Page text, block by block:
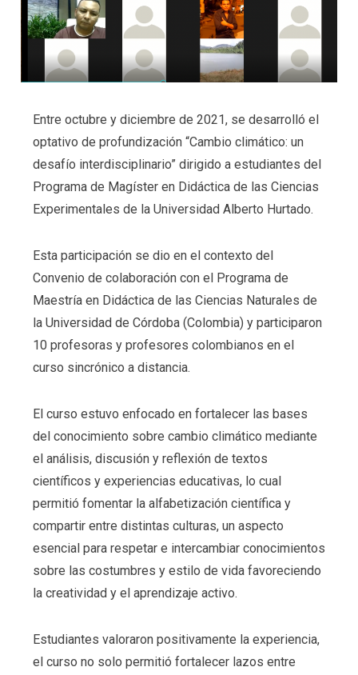
Entre octubre y diciembre de 2021, se desarrolló el
optativo de profundización “Cambio climático: un
desafío interdisciplinario” dirigido a estudiantes del
Programa de Magíster en Didáctica de las Ciencias
Experimentales de la Universidad Alberto Hurtado.
Esta participación se dio en el contexto del
Convenio de colaboración con el Programa de
Maestría en Didáctica de las Ciencias Naturales de
la Universidad de Córdoba (Colombia) y participaron
10 profesoras y profesores colombianos en el
curso sincrónico a distancia.
El curso estuvo enfocado en fortalecer las bases
del conocimiento sobre cambio climático mediante
el análisis, discusión y reflexión de textos
científicos y experiencias educativas, lo cual
permitió fomentar la alfabetización científica y
compartir entre distintas culturas, un aspecto
esencial para respetar e intercambiar conocimientos
sobre las costumbres y estilo de vida favoreciendo
la creatividad y el aprendizaje activo.
Estudiantes valoraron positivamente la experiencia,
el curso no solo permitió fortalecer lazos entre